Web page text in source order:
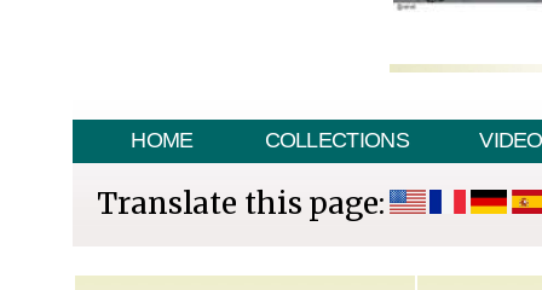
HOME COLLECTIONS VIDEO
Translate this page: